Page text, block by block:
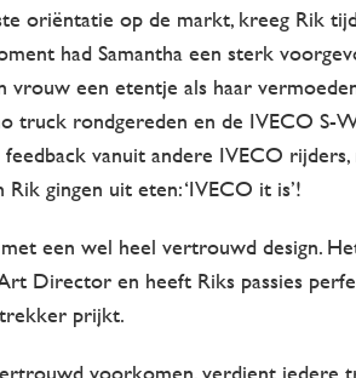
oriëntatie op de markt, kreeg Rik
had Samantha een sterk
vrouw een etentje als haar
truck rondgereden en de IVECO S-
vanuit andere IVECO
Rik gingen uit eten: ‘IVECO it is’!
een wel heel vertrouwd design.
Director en heeft Riks passies
prijkt.